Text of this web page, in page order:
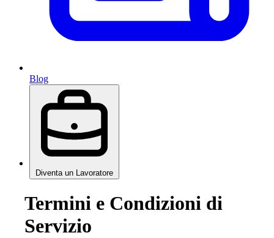
Blog
Diventa un Lavoratore
Termini e Condizioni di
Servizio